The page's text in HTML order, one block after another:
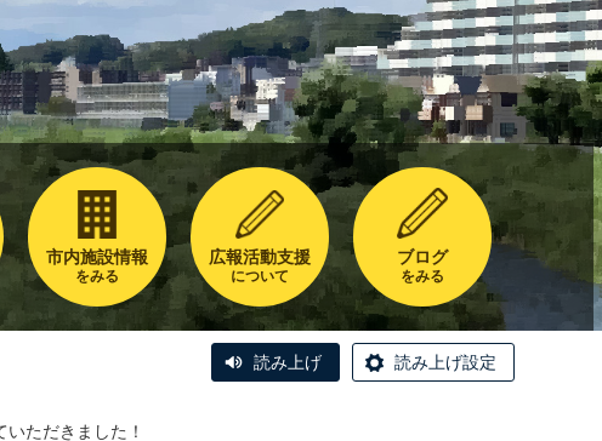
市内施設情報
をみる
広報活動支援
について
ブログ
をみる
読み上げ 読み上げ設定
ただきました！